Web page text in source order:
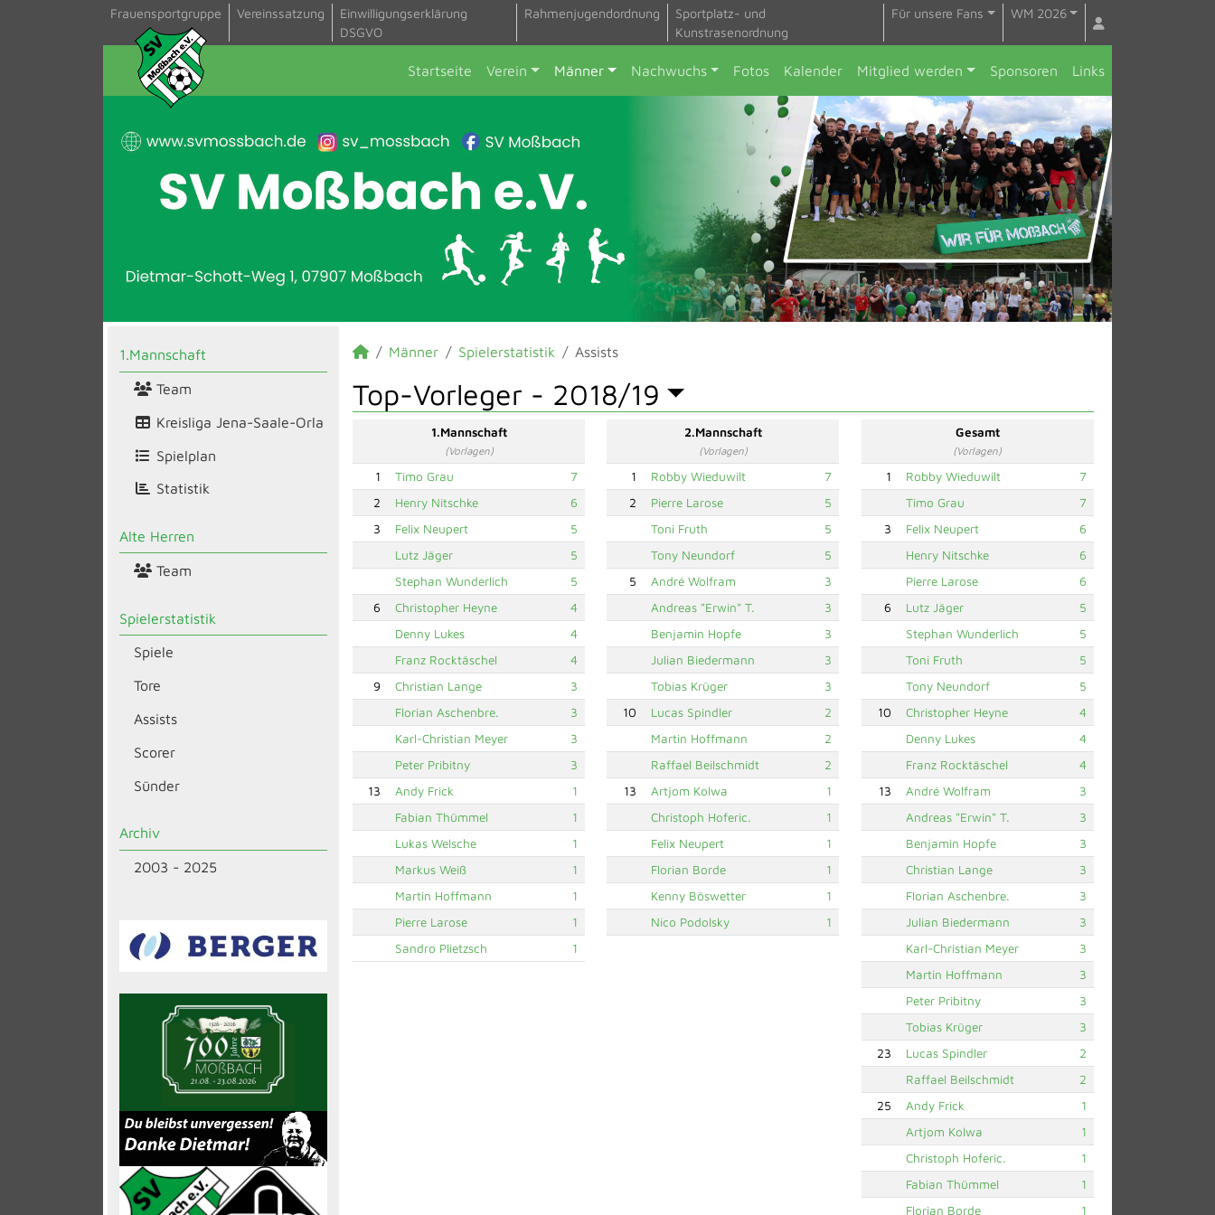
Frauensportgruppe Vereinssatzung
Einwilligungserklärung
DSGVO
Rahmenjugendordnung
Sportplatz- und
Kunstrasenordnung
Für unsere Fans WM 2026
Startseite Verein Männer Nachwuchs Fotos Kalender Mitglied werden Sponsoren Links
1.Mannschaft
Team
Kreisliga Jena-Saale-Orla
Spielplan
Statistik
Alte Herren
Team
Spielerstatistik
Spiele
Tore
Assists
Scorer
Sünder
Archiv
2003 - 2025
Männer Spielerstatistik Assists
Top-Vorleger - 2018/19
1.Mannschaft
(Vorlagen)
1 Timo Grau
7
2
Henry Nitschke
6
3
Felix Neupert
5
Lutz Jäger
5
Stephan Wunderlich
5
6
Christopher Heyne
4
Denny Lukes
4
Franz Rocktäschel
4
9
Christian Lange
3
Florian Aschenbre.
3
Karl-Christian Meyer
3
Peter Pribitny
3
13
Andy Frick
1
Fabian Thümmel
1
Lukas Welsche
1
Markus Weiß
1
Martin Hoffmann
1
Pierre Larose
1
Sandro Plietzsch
1
2.Mannschaft
(Vorlagen)
1 Robby Wieduwilt
7
2
Pierre Larose
5
Toni Fruth
5
Tony Neundorf
5
5
André Wolfram
3
Andreas "Erwin" T.
3
Benjamin Hopfe
3
Julian Biedermann
3
Tobias Krüger
3
10
Lucas Spindler
2
Martin Hoffmann
2
Raffael Beilschmidt
2
13
Artjom Kolwa
1
Christoph Hoferic.
1
Felix Neupert
1
Florian Borde
1
Kenny Böswetter
1
Nico Podolsky
1
Gesamt
(Vorlagen)
1 Robby Wieduwilt
7
Timo Grau
7
3
Felix Neupert
6
Henry Nitschke
6
Pierre Larose
6
6
Lutz Jäger
5
Stephan Wunderlich
5
Toni Fruth
5
Tony Neundorf
5
10
Christopher Heyne
4
Denny Lukes
4
Franz Rocktäschel
4
13
André Wolfram
3
Andreas "Erwin" T.
3
Benjamin Hopfe
3
Christian Lange
3
Florian Aschenbre.
3
Julian Biedermann
3
Karl-Christian Meyer
3
Martin Hoffmann
3
Peter Pribitny
3
Tobias Krüger
3
23
Lucas Spindler
2
Raffael Beilschmidt
2
25
Andy Frick
1
Artjom Kolwa
1
Christoph Hoferic.
1
Fabian Thümmel
1
Florian Borde
1